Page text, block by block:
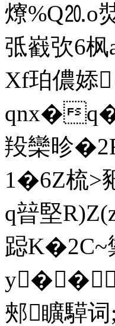
爎%Q⒛o
弤巀弞6
Xf珀儂婖
qnx�q�
羖欒昣
1�6Z梳>
q暜堅
跽
y��
郟矌騲词